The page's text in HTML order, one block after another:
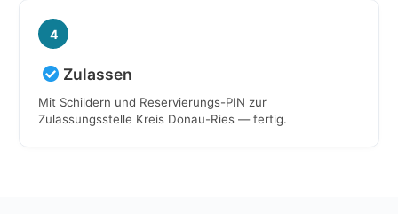
4
Zulassen
Mit Schildern und Reservierungs-PIN zur
Zulassungsstelle Kreis Donau-Ries — fertig.